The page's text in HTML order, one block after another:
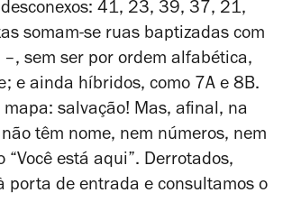
41, 23, 39, 37, 21,
somam-se ruas baptizadas com
–, sem ser por ordem alfabética,
e ainda híbridos, como 7A e 8B.
mapa: salvação! Mas, afinal, na
têm nome, nem números, nem
“Você está aqui”. Derrotados,
porta de entrada e consultamos o